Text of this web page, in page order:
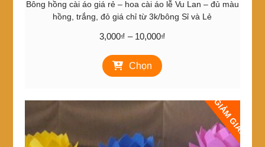
Bông hồng cài áo giá rẻ – hoa cài áo lễ Vu Lan – đủ màu
hồng, trắng, đỏ giá chỉ từ 3k/bông Sỉ và Lẻ
3,000₫ – 10,000₫Khoảng
10,000₫
Chọn
phẩm
nhiều
Các
GIẢM GIÁ!